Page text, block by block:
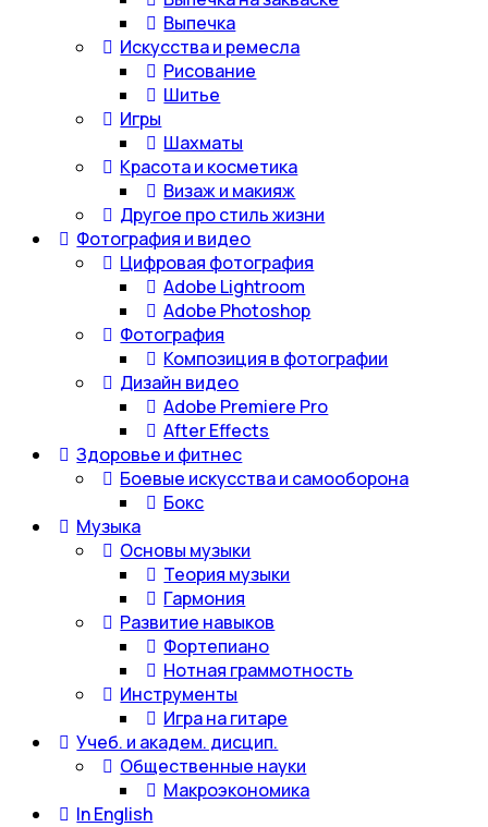
Выпечка
Искусства и ремесла
Рисование
Шитье
Игры
Шахматы
Красота и косметика
Визаж и макияж
Другое про стиль жизни
Фотография и видео
Цифровая фотография
Adobe Lightroom
Adobe Photoshop
Фотография
Композиция в фотографии
Дизайн видео
Adobe Premiere Pro
After Effects
Здоровье и фитнес
Боевые искусства и самооборона
Бокс
Музыка
Основы музыки
Теория музыки
Гармония
Развитие навыков
Фортепиано
Нотная граммотность
Инструменты
Игра на гитаре
Учеб. и академ. дисцип.
Общественные науки
Макроэкономика
In English